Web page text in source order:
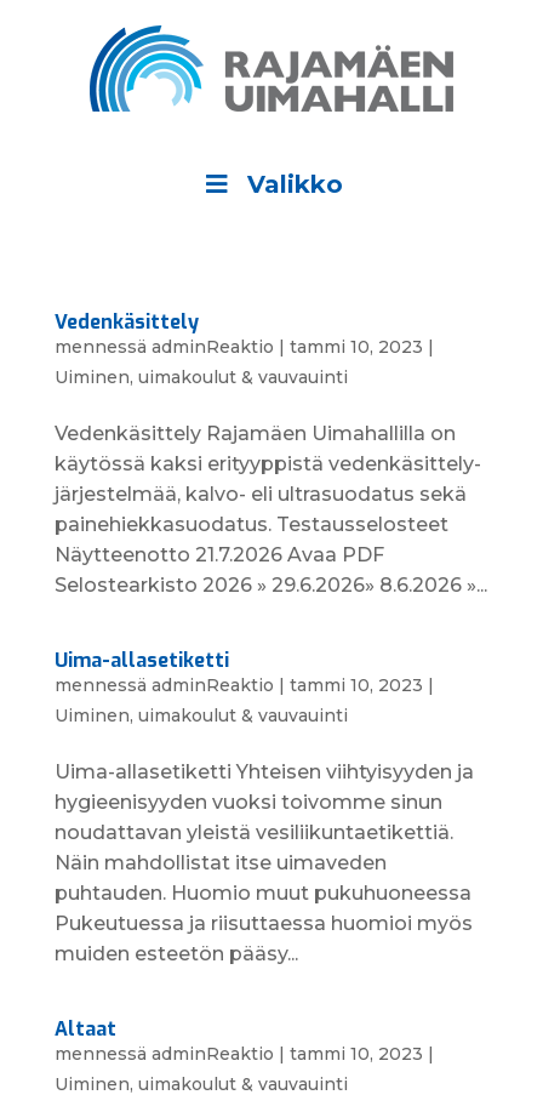
Valikko
Vedenkäsittely
mennessä adminReaktio | tammi 10, 2023 |
Uiminen, uimakoulut & vauvauinti
Veden­käsit­tely Rajamäen Uimahallilla on
käytössä kaksi eri­tyyppistä veden­käsittely­
järjestelmää, kalvo- eli ultrasuodatus sekä
painehiekkasuodatus. Testaus­selosteet
Näytteenotto 21.7.2026 Avaa PDF
Selostearkisto 2026 » 29.6.2026» 8.6.2026 »...
Uima-allasetiketti
mennessä adminReaktio | tammi 10, 2023 |
Uiminen, uimakoulut & vauvauinti
Uima-allas­etiketti Yhteisen viihtyisyyden ja
hygieenisyyden vuoksi toivomme sinun
noudattavan yleistä vesiliikuntaetikettiä.
Näin mahdollistat itse uimaveden
puhtauden. Huomio muut puku­huoneessa
Pukeutuessa ja riisuttaessa huomioi myös
muiden esteetön pääsy...
Altaat
mennessä adminReaktio | tammi 10, 2023 |
Uiminen, uimakoulut & vauvauinti